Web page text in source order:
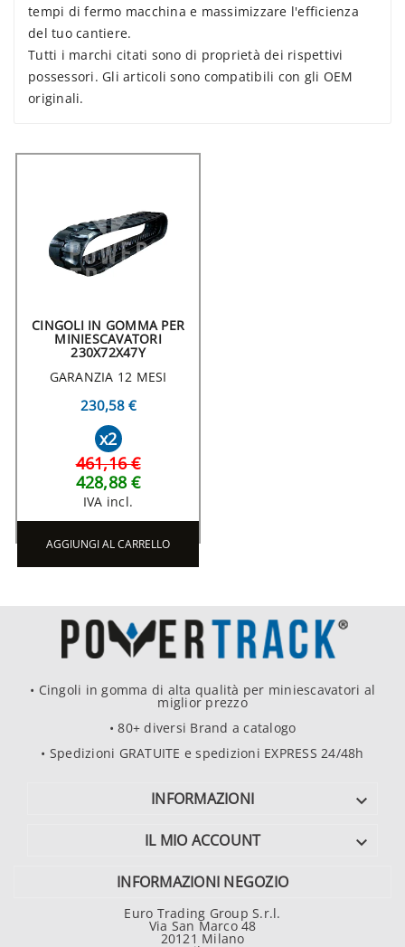
tempi di fermo macchina e massimizzare l'efficienza
del tuo cantiere.
Tutti i marchi citati sono di proprietà dei rispettivi
possessori. Gli articoli sono compatibili con gli OEM
originali.
CINGOLI IN GOMMA PER
MINIESCAVATORI
230X72X47Y
GARANZIA 12 MESI
230,58 €
x2
461,16 €
428,88 €
IVA incl.
AGGIUNGI AL CARRELLO
• Cingoli in gomma di alta qualità per miniescavatori al
miglior prezzo
• 80+ diversi Brand a catalogo
• Spedizioni GRATUITE e spedizioni EXPRESS 24/48h
INFORMAZIONI 
IL MIO ACCOUNT 
INFORMAZIONI NEGOZIO
Euro Trading Group S.r.l.
Via San Marco 48
20121 Milano